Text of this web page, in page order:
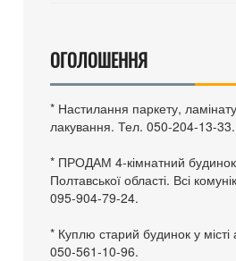
ОГОЛОШЕННЯ
* Настилання паркету,
лакування. Тел. 050-204-13-33.
* ПРОДАМ 4-кімнатний
Полтавської області. Всі
095-904-79-24.
* Куплю старий будинок у місті
050-561-10-96.